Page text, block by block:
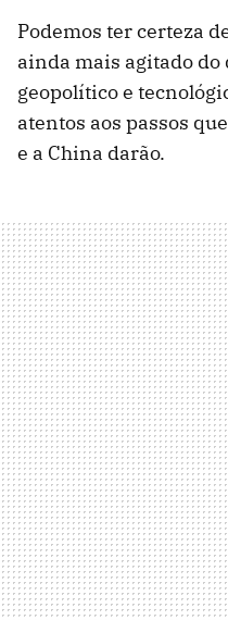
Podemos ter certeza
ainda mais agitado
geopolítico e
atentos aos passos
e a China darão.